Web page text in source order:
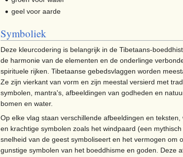
geel voor aarde
Symboliek
Deze kleurcodering is belangrijk in de Tibetaans-
de harmonie van de elementen en de onderlinge
spirituele rijken. Tibetaanse gebedsvlaggen worden
Ze zijn vierkant van vorm en zijn meestal versierd met
symbolen, mantra's, afbeeldingen van godheden en
bomen en water.
Op elke vlag staan ​​verschillende afbeeldingen en
en krachtige symbolen zoals het windpaard (een
snelheid van de geest symboliseert en het vermogen om
gunstige symbolen van het boeddhisme en goden. Deze